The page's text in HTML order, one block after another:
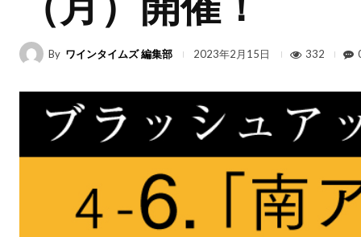
By ワインタイムズ 編集部 2023年2月15日 332